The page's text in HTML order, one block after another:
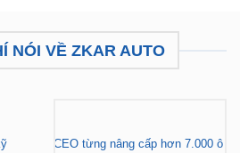
NÓI VỀ ZKAR AUTO
CEO từng nâng cấp hơn 7.000 ô